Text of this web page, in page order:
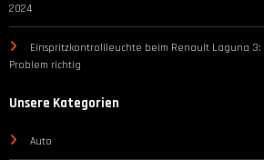
2024
Einspritzkontrollleuchte beim Renault Laguna
Problem richtig
Unsere Kategorien
Auto